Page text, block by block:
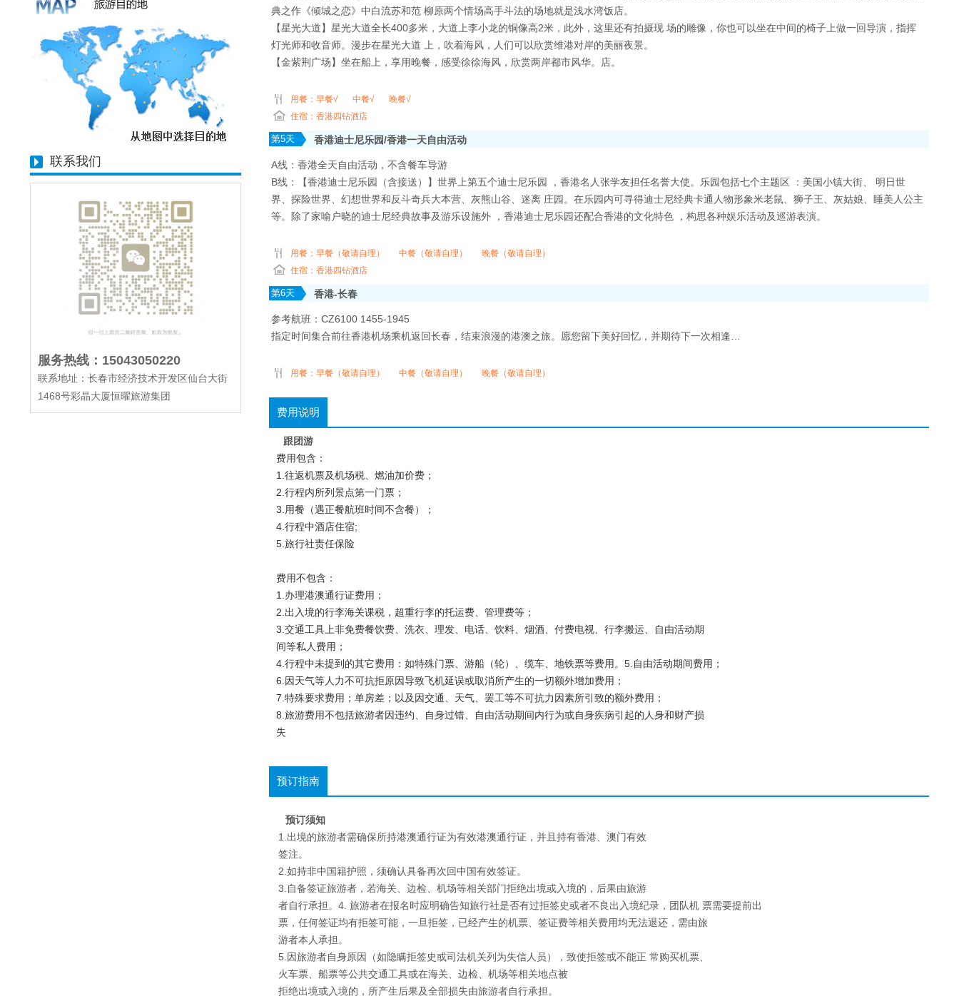
联系我们
服务热线：15043050220
联系地址：长春市经济技术开发区仙台大街
1468号彩晶大厦恒曜旅游集团
典之作《倾城之恋》中白流苏和范 柳原两个情场高手斗法的场地就是浅水湾饭店。
【星光大道】星光大道全长400多米，大道上李小龙的铜像高2米，此外，这里还有拍摄现 场的雕像，你也可以坐在中间的椅子上做一回导演，指挥
灯光师和收音师。漫步在星光大道 上，吹着海风，人们可以欣赏维港对岸的美丽夜景。
【金紫荆广场】坐在船上，享用晚餐，感受徐徐海风，欣赏两岸都市风华。店。
用餐： 早餐√ 中餐√
晚餐√
住宿：香港四钻酒店
第5天 香港迪士尼乐园/香港一天自由活动
A线：香港全天自由活动，不含餐车导游
B线：【香港迪士尼乐园（含接送）】世界上第五个迪士尼乐园 ，香港名人张学友担任名誉大使。乐园包括七个主题区 ：美国小镇大街、 明日世
界、探险世界、幻想世界和反斗奇兵大本营、灰熊山谷、迷离 庄园。在乐园内可寻得迪士尼经典卡通人物形象米老鼠、狮子王、灰姑娘、睡美人公主
等。除了家喻户晓的迪士尼经典故事及游乐设施外 ，香港迪士尼乐园还配合香港的文化特色 ，构思各种娱乐活动及巡游表演。
用餐： 早餐（敬请自理） 中餐（敬请自理）
晚餐（敬请自理）
住宿：香港四钻酒店
第6天 香港-长春
参考航班：CZ6100 1455-1945
指定时间集合前往香港机场乘机返回长春，结束浪漫的港澳之旅。愿您留下美好回忆，并期待下一次相逢…
用餐： 早餐（敬请自理） 中餐（敬请自理） 晚餐（敬请自理）
费用说明
跟团游
费用包含：
1.往返机票及机场税、燃油加价费；
2.行程内所列景点第一门票；
3.用餐（遇正餐航班时间不含餐）；
4.行程中酒店住宿;
5.旅行社责任保险
费用不包含：
1.办理港澳通行证费用；
2.出入境的行李海关课税，超重行李的托运费、管理费等；
3.交通工具上非免费餐饮费、洗衣、理发、电话、饮料、烟酒、付费电视、行李搬运、自由活动期
间等私人费用；
4.行程中未提到的其它费用：如特殊门票、游船（轮）、缆车、地铁票等费用。5.自由活动期间费用；
6.因天气等人力不可抗拒原因导致飞机延误或取消所产生的一切额外增加费用；
7.特殊要求费用；单房差；以及因交通、天气、罢工等不可抗力因素所引致的额外费用；
8.旅游费用不包括旅游者因违约、自身过错、自由活动期间内行为或自身疾病引起的人身和财产损
失
预订指南
预订须知
1.出境的旅游者需确保所持港澳通行证为有效港澳通行证，并且持有香港、澳门有效
签注。
2.如持非中国籍护照，须确认具备再次回中国有效签证。
3.自备签证旅游者，若海关、边检、机场等相关部门拒绝出境或入境的，后果由旅游
者自行承担。4. 旅游者在报名时应明确告知旅行社是否有过拒签史或者不良出入境纪录，团队机 票需要提前出
票，任何签证均有拒签可能，一旦拒签，已经产生的机票、签证费等相关费用均无法退还，需由旅
游者本人承担。
5.因旅游者自身原因（如隐瞒拒签史或司法机关列为失信人员），致使拒签或不能正 常购买机票、
火车票、船票等公共交通工具或在海关、边检、机场等相关地点被
拒绝出境或入境的，所产生后果及全部损失由旅游者自行承担。